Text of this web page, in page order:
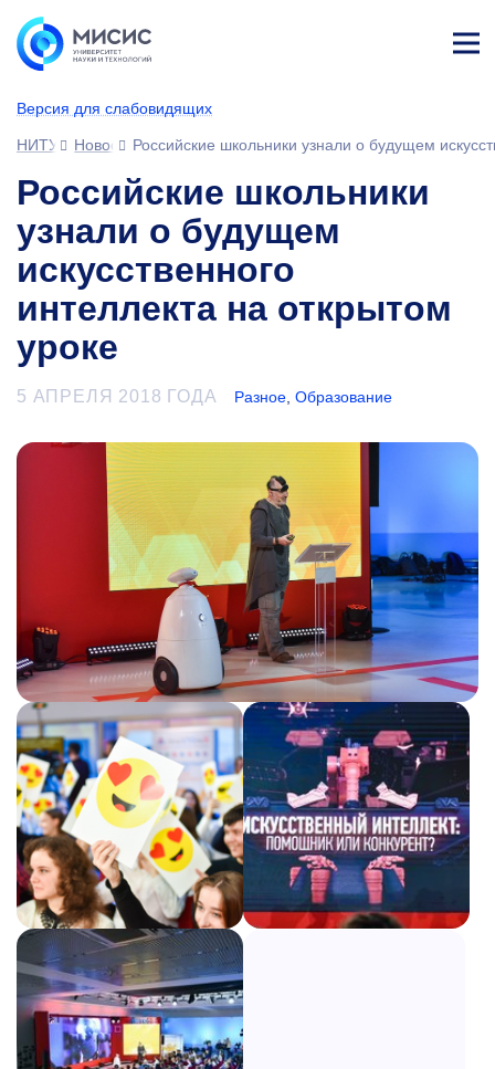
Версия для слабовидящих
ине
НИТУ МИСИС
НовостиРоссийские школьники узнали о будущем
Российские школьники
узнали о будущем
искусственного
интеллекта на открытом
уроке
5 АПРЕЛЯ 2018 ГОДА Разное ,Образование